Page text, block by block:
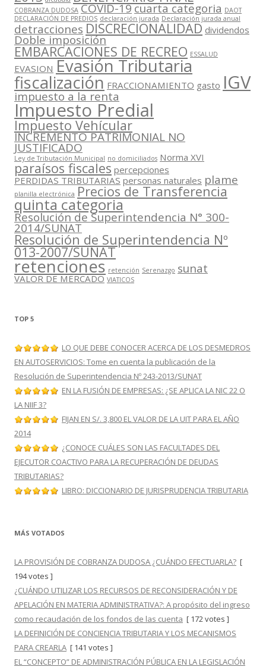
COBRANZA DUDOSA COVID-19cuarta categoria DAOT
DECLARACIÓN DE PREDIOS declaración jurada Declaración jurada anual
detracciones DISCRECIONALIDAD dividendos
Doble imposición
EMBARCACIONES DE RECREO ESSALUD
EVASION Evasión Tributaria
fiscalización FRACCIONAMIENTO gasto IGV
impuesto a la renta
Impuesto Predial
Impuesto Vehícular
INCREMENTO PATRIMONIAL NO
JUSTIFICADO
Ley de Tributación Municipal no domiciliados Norma XVI
paraísos fiscales percepciones
PERDIDAS TRIBUTARIAS personas naturales plame
planilla electrónica Precios de Transferencia
quinta categoria
Resolución de Superintendencia N° 300-
2014/SUNAT
Resolución de Superintendencia Nº
013-2007/SUNAT
retenciones retención Serenazgo sunat
VALOR DE MERCADO VIATICOS
TOP 5
LO QUE DEBE CONOCER ACERCA DE LOS DESMEDROS
EN AUTOSERVICIOS: Tome en cuenta la publicación de la
Resolución de Superintendencia Nº 243-2013/SUNAT
EN LA FUSIÓN DE EMPRESAS: ¿SE APLICA LA NIC 22 O
LA NIIF 3?
FIJAN EN S/. 3,800 EL VALOR DE LA UIT PARA EL AÑO
2014
¿CONOCE CUÁLES SON LAS FACULTADES DEL
EJECUTOR COACTIVO PARA LA RECUPERACIÓN DE DEUDAS
TRIBUTARIAS?
LIBRO: DICCIONARIO DE JURISPRUDENCIA TRIBUTARIA
MÁS VOTADOS
LA PROVISIÓN DE COBRANZA DUDOSA ¿CUÁNDO EFECTUARLA? [
194 votes ]
¿CUÁNDO UTILIZAR LOS RECURSOS DE RECONSIDERACIÓN Y DE
APELACIÓN EN MATERIA ADMINISTRATIVA?: A propósito del ingreso
como recaudación de los fondos de las cuenta [ 172 votes ]
LA DEFINICIÓN DE CONCIENCIA TRIBUTARIA Y LOS MECANISMOS
PARA CREARLA [ 141 votes ]
EL “CONCEPTO” DE ADMINISTRACIÓN PÚBLICA EN LA LEGISLACIÓN